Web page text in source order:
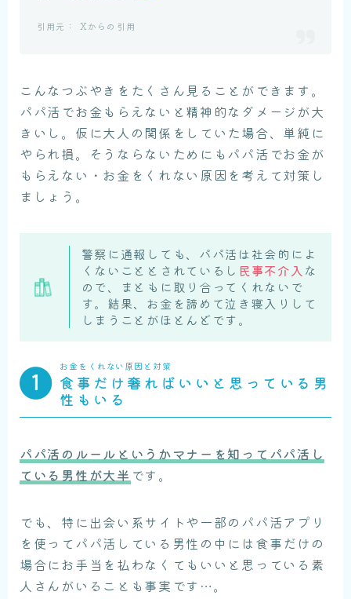
Xからの引用
こんなつぶやきをたくさん見ることができます。
パパ活でお金もらえないと精神的なダメージが大
きいし。仮に大人の関係をしていた場合、単純に
やられ損。そうならないためにもパパ活でお金が
もらえない・お金をくれない原因を考えて対策し
ましょう。
警察に通報しても、パパ活は社会的によ
くないこととされているし 民事不介入な
ので、まともに取り合ってくれないで
す。結果、お金を諦めて泣き寝入りして
しまうことがほとんどです。
お金をくれない原因と対策
食事だけ奢ればいいと思っている男
性もいる
パパ活のルールというかマナーを知ってパパ活し
ている男性が大半 です。
でも、特に出会い系サイトや一部のパパ活アプリ
を使ってパパ活している男性の中には食事だけの
場合にお手当を払わなくてもいいと思っている素
人さんがいることも事実です…。